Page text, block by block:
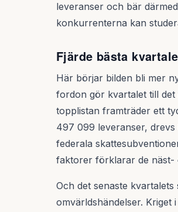
leveranser och bär
konkurrenterna kan
Fjärde bästa
Här börjar bilden bli mer
fordon gör kvartalet till det
topplistan framträder ett
497 099 leveranser,
federala
faktorer förklarar de näst-
Och det senaste
omvärldshändelser. Kriget